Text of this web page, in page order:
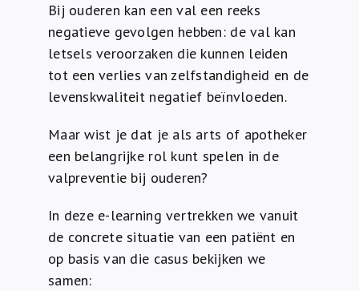
Bij ouderen kan een val een reeks
negatieve gevolgen hebben: de val kan
letsels veroorzaken die kunnen leiden
tot een verlies van zelfstandigheid en de
levenskwaliteit negatief beïnvloeden.
Maar wist je dat je als arts of apotheker
een belangrijke rol kunt spelen in de
valpreventie bij ouderen?
In deze e-learning vertrekken we vanuit
de concrete situatie van een patiënt en
op basis van die casus bekijken we
samen: